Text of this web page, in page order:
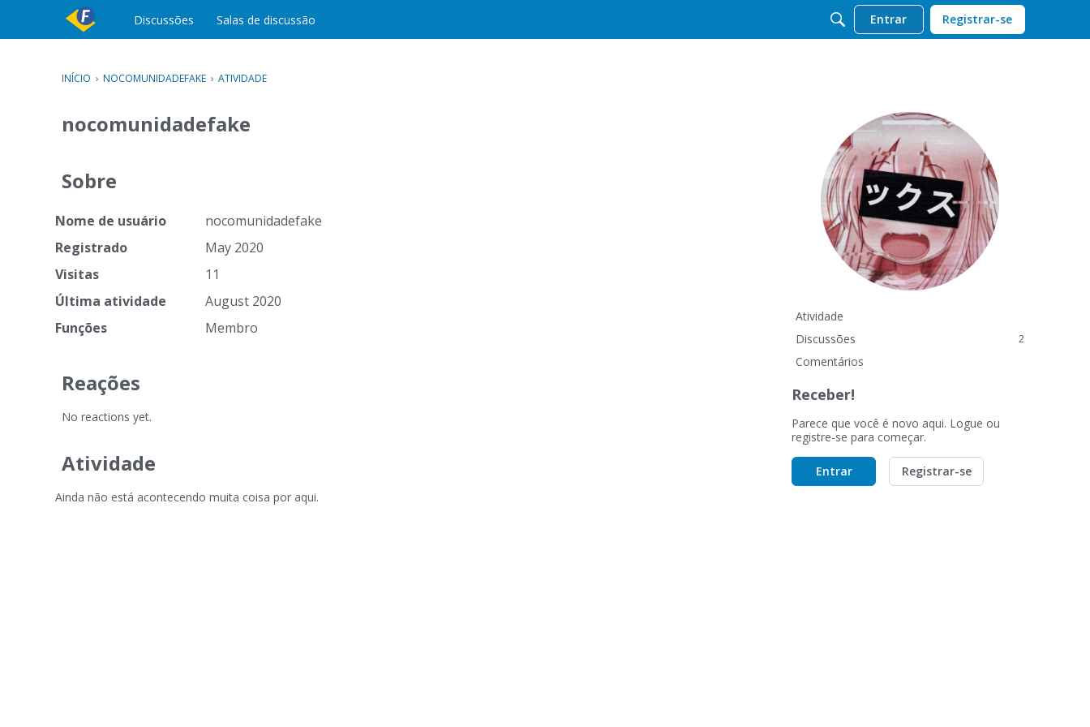
n
e
o
Discussões Salas de discussão Entrar Registrar-se
INÍCIO › NOCOMUNIDADEFAKE › ATIVIDADE
nocomunidadefake
Sobre
Nome de usuário
nocomunidadefake
Registrado
May 2020
Visitas
11
Última atividade
August 2020
Funções
Membro
Reações
No reactions yet.
Atividade
Ainda não está acontecendo muita coisa por aqui.
Atividade
Discussões
2
Comentários
Receber!
Parece que você é novo aqui. Logue ou
registre-se para começar.
Entrar Registrar-se